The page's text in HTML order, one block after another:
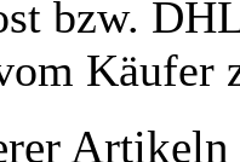
bzw.
Käufer